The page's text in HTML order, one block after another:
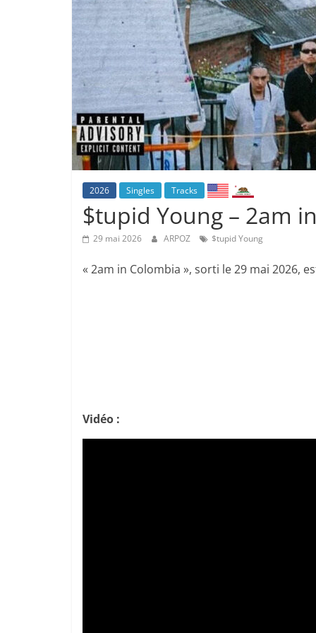
2026 Singles Tracks
$tupid Young – 2am
29 mai 2026 ARPOZ $tupid Young
« 2am in Colombia », sorti le 29 mai 2026,
Vidéo :